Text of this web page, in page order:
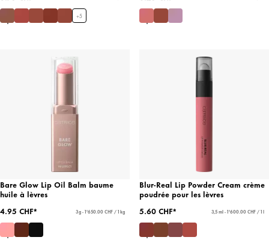
+5
Bare Glow Lip Oil Balm baume
huile à lèvres
4.95 CHF*
3 g - 1'650.00 CHF / 1 kg
Blur-Real Lip Powder Cream crème
poudrée pour les lèvres
5.60 CHF*
3,5 ml - 1'600.00 CHF / 1 l